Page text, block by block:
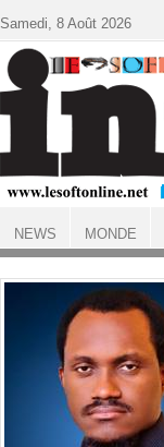
ACCUEIL
Samedi, 8 Août 2026
NEWS MONDE